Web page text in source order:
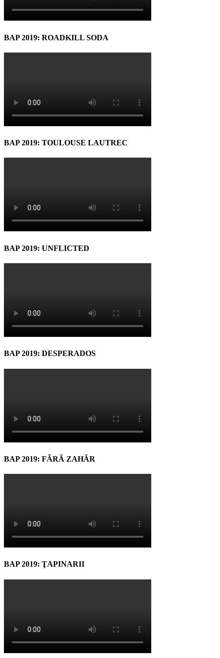
BAP 2019: ROADKILL SODA
BAP 2019: TOULOUSE LAUTREC
BAP 2019: UNFLICTED
BAP 2019: DESPERADOS
BAP 2019: FĂRĂ ZAHĂR
BAP 2019: ŢAPINARII